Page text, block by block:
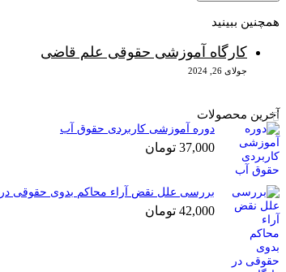
همچنین ببینید
کارگاه آموزشی حقوقی علم قاضی
جولای 26, 2024
آخرین محصولات
دوره آموزشی کاربردی حقوق آب
37,000 تومان
بررسی علل نقض آراء محاکم بدوی حقوقی در
42,000 تومان